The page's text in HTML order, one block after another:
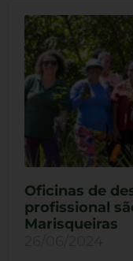
Oficinas de
profissional
Marisqueiras